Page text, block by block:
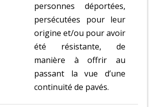
personnes déportées,
persécutées pour leur
origine et/ou pour avoir
été résistante, de
manière à offrir au
passant la vue d’une
continuité de pavés.